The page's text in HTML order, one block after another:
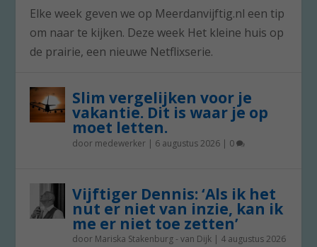
Elke week geven we op Meerdanvijftig.nl een tip
om naar te kijken. Deze week Het kleine huis op
de prairie, een nieuwe Netflixserie.
Slim vergelijken voor je
vakantie. Dit is waar je op
moet letten.
door medewerker | 6 augustus 2026 | 0
Vijftiger Dennis: ‘Als ik het
nut er niet van inzie, kan ik
me er niet toe zetten’
door Mariska Stakenburg - van Dijk | 4 augustus 2026